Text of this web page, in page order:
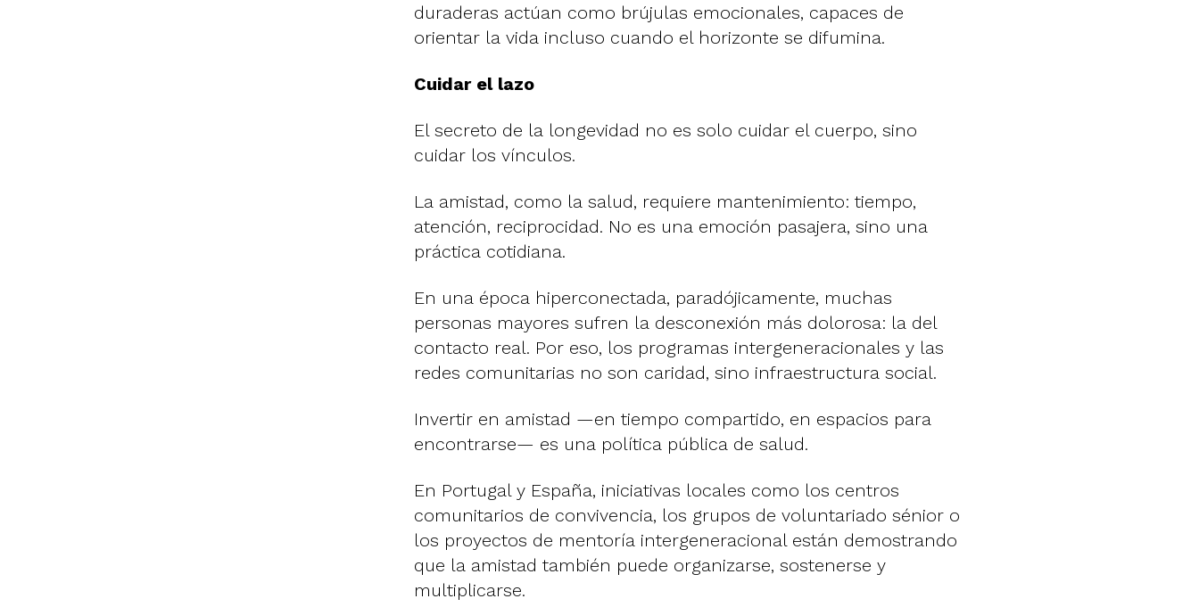
duraderas actúan como brújulas emocionales, capaces de
orientar la vida incluso cuando el horizonte se difumina.
Cuidar el lazo
El secreto de la longevidad no es solo cuidar el cuerpo, sino
cuidar los vínculos.
La amistad, como la salud, requiere mantenimiento: tiempo,
atención, reciprocidad. No es una emoción pasajera, sino una
práctica cotidiana.
En una época hiperconectada, paradójicamente, muchas
personas mayores sufren la desconexión más dolorosa: la del
contacto real. Por eso, los programas intergeneracionales y las
redes comunitarias no son caridad, sino infraestructura social.
Invertir en amistad —en tiempo compartido, en espacios para
encontrarse— es una política pública de salud.
En Portugal y España, iniciativas locales como los centros
comunitarios de convivencia, los grupos de voluntariado sénior o
los proyectos de mentoría intergeneracional están demostrando
que la amistad también puede organizarse, sostenerse y
multiplicarse.